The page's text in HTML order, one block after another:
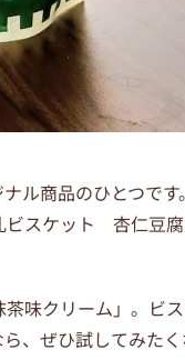
ル商品のひとつで
スケット 杏仁豆腐
味クリーム」。ビ
、ぜひ試してみたく